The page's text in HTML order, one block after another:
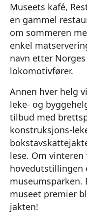
Museets kafé,
en gammel
om sommeren
enkel
navn etter
lokomotivfører.
Annen hver helg
leke- og
tilbud med
konstruksjons-
lese. Om
hovedutstillingen
museumsparken.
museet premier
jakten!